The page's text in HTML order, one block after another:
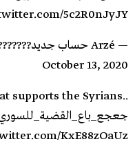
5c2R0nJyJY
— Arzé حساب جديد???????????????? (@Arzewbass)
October 13, 2020
supports the Syrians..
KxE88zOaUz